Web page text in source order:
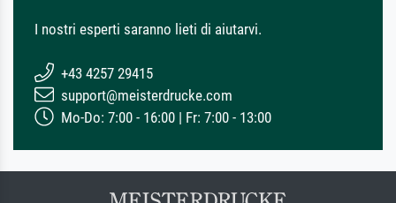
I nostri esperti saranno lieti di aiutarvi.
+43 4257 29415
support@meisterdrucke.com
Mo-Do: 7:00 - 16:00 | Fr: 7:00 - 13:00